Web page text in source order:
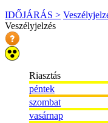
IDŐJÁRÁS >
Veszélyjelzés
Riasztás
péntek
szombat
vasárnap